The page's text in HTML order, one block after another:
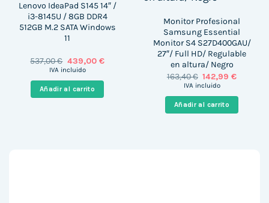
Lenovo IdeaPad S145 14″ /
i3-8145U / 8GB DDR4
512GB M.2 SATA Windows
11
537,00€ El
precio
era:
537,00 €.
439,00 €El
es:
439,00 €.
IVA incluido
Añadir al carrito
Monitor Profesional
Samsung Essential
Monitor S4 S27D400GAU/
27″/ Full HD/ Regulable
en altura/ Negro
163,40€ El
precio
era:
163,40 €.
142,99€El
es:
142,99 €.
IVA incluido
Añadir al carrito